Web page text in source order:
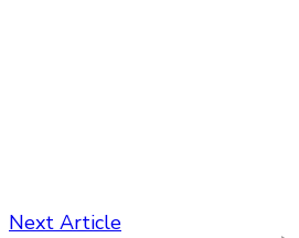
Next Article